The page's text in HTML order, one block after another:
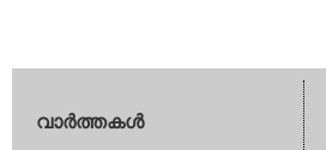
വാര്‍ത്തകള്‍